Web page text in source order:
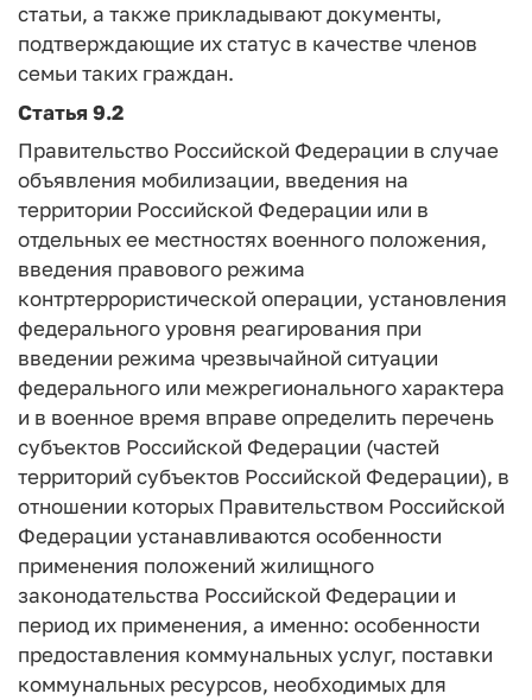
статьи, а также прикладывают документы,
подтверждающие их статус в качестве членов
семьи таких граждан.
Статья 9.2
Правительство Российской Федерации в случае
объявления мобилизации, введения на
территории Российской Федерации или в
отдельных ее местностях военного положения,
введения правового режима
контртеррористической операции, установления
федерального уровня реагирования при
введении режима чрезвычайной ситуации
федерального или межрегионального характера
и в военное время вправе определить перечень
субъектов Российской Федерации (частей
территорий субъектов Российской Федерации), в
отношении которых Правительством Российской
Федерации устанавливаются особенности
применения положений жилищного
законодательства Российской Федерации и
период их применения, а именно: особенности
предоставления коммунальных услуг, поставки
коммунальных ресурсов, необходимых для